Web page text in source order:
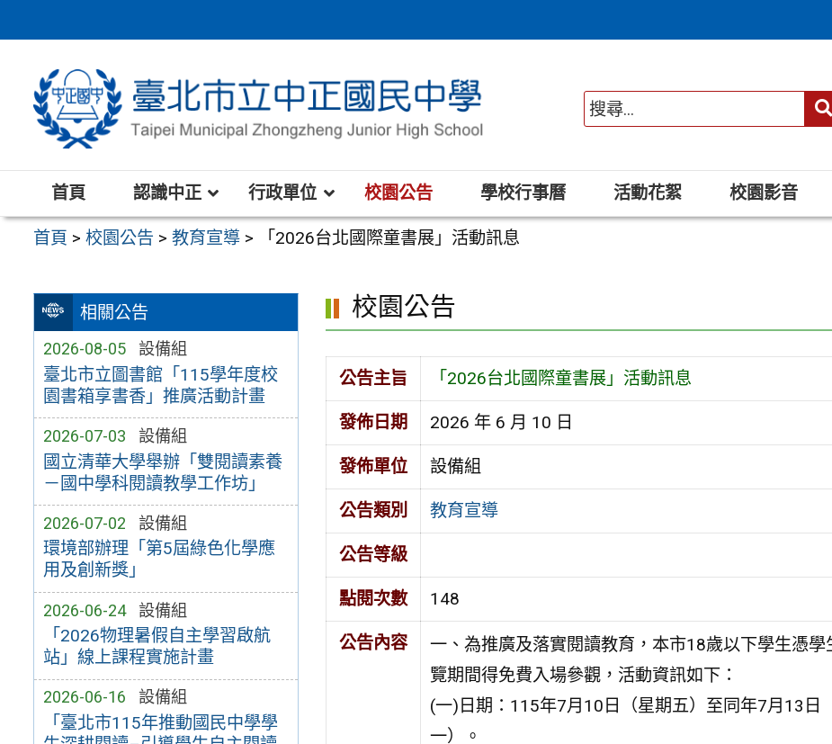
至
區
首頁 認識中正 行政單位 校園公告 學校行事曆 活動花絮 校園影音
首頁 >校園公告 >教育宣導 > 「2026台北國際童書展」活動訊息
相關公告
2026-08-05 設備組
臺北市立圖書館「115學年度校
園書箱享書香」推廣活動計畫
2026-07-03 設備組
國立清華大學舉辦「雙閱讀素養
－國中學科閱讀教學工作坊」
2026-07-02 設備組
環境部辦理「第5屆綠色化學應
用及創新獎」
2026-06-24 設備組
「2026物理暑假自主學習啟航
站」線上課程實施計畫
2026-06-16 設備組
「臺北市115年推動國民中學學
校園公告
公告主旨 「2026台北國際童書展」活動訊息
發佈日期 2026 年 6 月 10 日
發佈單位 設備組
公告類別 教育宣導
公告等級
點閱次數 148
公告內容
一、為推廣及落實閱讀教育，本市18歲以下學生憑學
覽期間得免費入場參觀，活動資訊如下：
(一)日期：115年7月10日（星期五）至同年7月13日
一）。